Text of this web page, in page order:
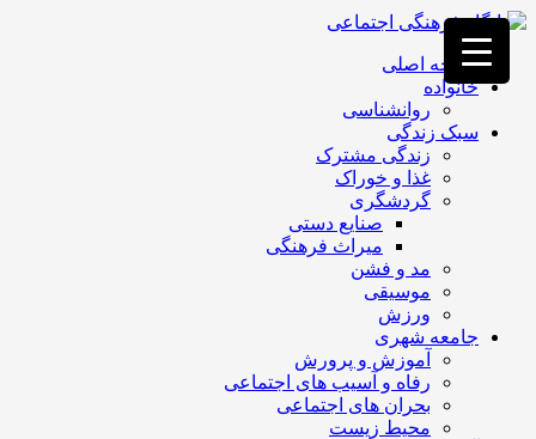
فصد
خون
غرب
تهران
خشکشویی
تصفیه
تهران
صفحه اصلی
خانواده
روانشناسی
سبک زندگی
زندگی مشترک
غذا و خوراک
گردشگری
صنایع دستی
میراث فرهنگی
مد و فشن
موسیقی
ورزش
جامعه شهری
آموزش و پرورش
رفاه و آسیب های اجتماعی
بحران های اجتماعی
محیط زیست